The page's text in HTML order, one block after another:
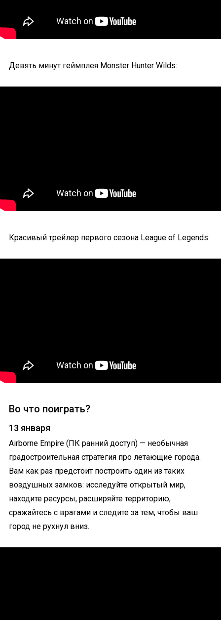
Девять минут геймплея Monster Hunter Wilds:
Красивый трейлер первого сезона League of Legends:
Во что поиграть?
13 января
Airborne Empire (ПК ранний доступ) — необычная
градостроительная стратегия про летающие города.
Вам как раз предстоит построить один из таких
воздушных замков: исследуйте открытый мир,
находите ресурсы, расширяйте территорию,
сражайтесь с врагами и следите за тем, чтобы ваш
город не рухнул вниз.